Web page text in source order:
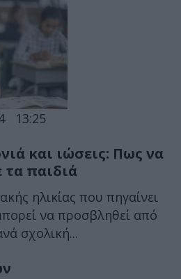
13:25
και ιώσεις: Πως να
παιδιά
ηλικίας που πηγαίνει
να προσβληθεί από
σχολική...